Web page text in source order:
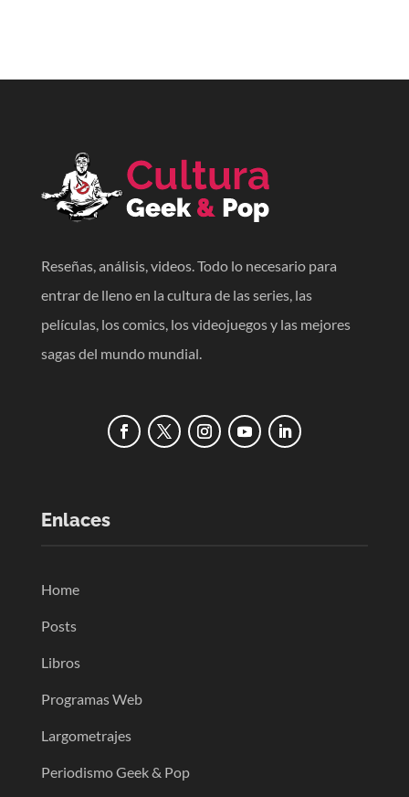
Reseñas, análisis, videos. Todo lo necesario para
entrar de lleno en la cultura de las series, las
películas, los comics, los videojuegos y las mejores
sagas del mundo mundial.
Enlaces
Home
Posts
Libros
Programas Web
Largometrajes
Periodismo Geek & Pop